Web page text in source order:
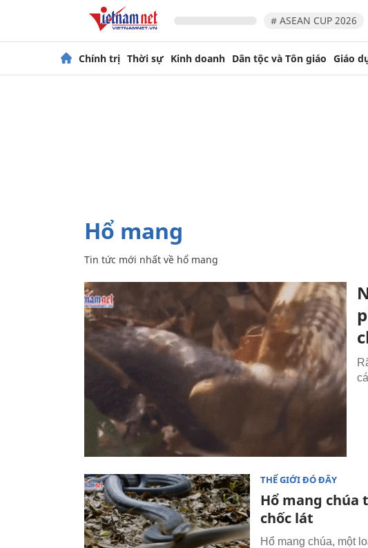
# ASEAN CUP 2026
Chính trị Thời sự Kinh doanh Dân tộc và Tôn giáo Giáo
hổ mang
Tin tức mới nhất về hổ mang
THẾ GIỚI ĐÓ ĐÂY
Hổ mang chúa
chốc lát
Hổ mang chúa, một